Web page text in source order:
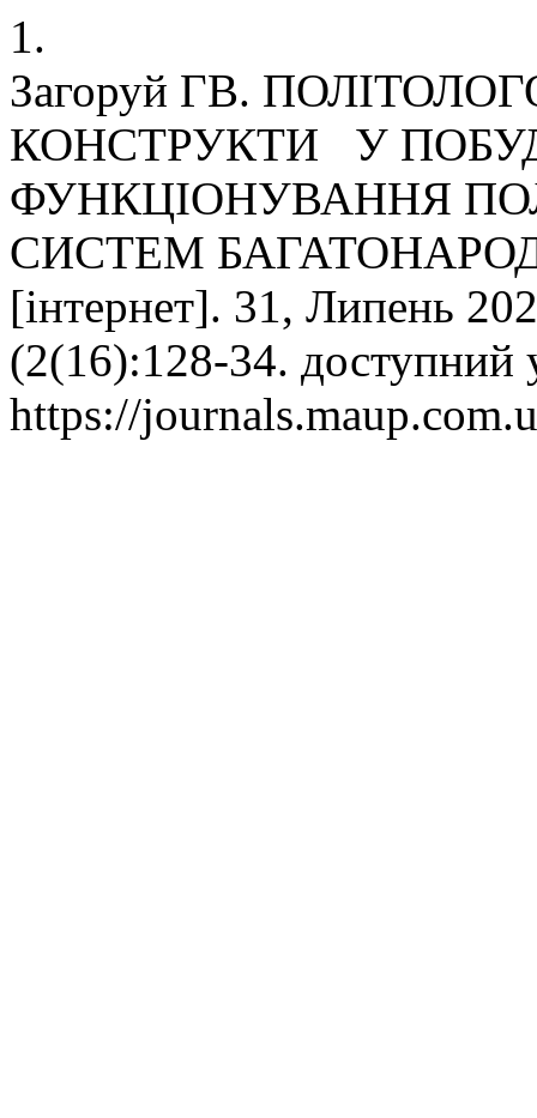
1.
Загоруй ГВ.
КОНСТРУКТИ У
ФУНКЦІОНУВАННЯ
СИСТЕМ
[інтернет]. 31, Липень
(2(16):128-34. доступний
https://